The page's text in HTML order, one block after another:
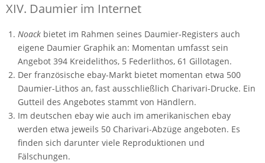
XIV. Daumier im Internet
Noack bietet im Rahmen seines Daumier-Registers auch
eigene Daumier Graphik an: Momentan umfasst sein
Angebot 394 Kreidelithos, 5 Federlithos, 61 Gillotagen.
Der französische ebay-Markt bietet momentan etwa 500
Daumier-Lithos an, fast ausschließlich Charivari-Drucke. Ein
Gutteil des Angebotes stammt von Händlern.
Im deutschen ebay wie auch im amerikanischen ebay
werden etwa jeweils 50 Charivari-Abzüge angeboten. Es
finden sich darunter viele Reproduktionen und
Fälschungen.